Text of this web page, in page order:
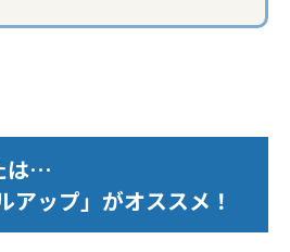
は…
アップ」がオススメ！